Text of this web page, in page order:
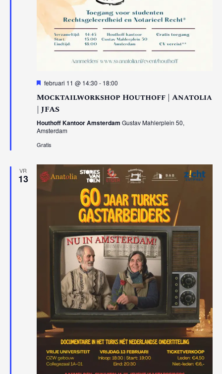
Uitgelicht
februari 11 @ 14:30 - 18:00
Mocktailworkshop Houthoff | Anatolia
| JFAS
Houthoff Kantoor Amsterdam Gustav Mahlerplein 50,
Amsterdam
Gratis
VR
13